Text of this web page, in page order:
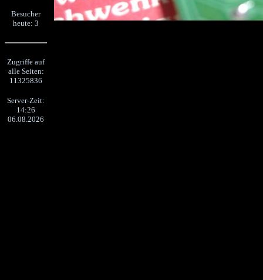
Besucher
heute: 3
Zugriffe auf
alle Seiten:
11325836
Server-Zeit:
14:26
06.08.2026